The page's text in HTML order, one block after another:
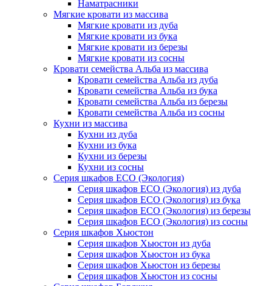
Наматрасники
Мягкие кровати из массива
Мягкие кровати из дуба
Мягкие кровати из бука
Мягкие кровати из березы
Мягкие кровати из сосны
Кровати семейства Альба из массива
Кровати семейства Альба из дуба
Кровати семейства Альба из бука
Кровати семейства Альба из березы
Кровати семейства Альба из сосны
Кухни из массива
Кухни из дуба
Кухни из бука
Кухни из березы
Кухни из сосны
Серия шкафов ECO (Экология)
Серия шкафов ECO (Экология) из дуба
Серия шкафов ECO (Экология) из бука
Серия шкафов ECO (Экология) из березы
Серия шкафов ECO (Экология) из сосны
Серия шкафов Хьюстон
Серия шкафов Хьюстон из дуба
Серия шкафов Хьюстон из бука
Серия шкафов Хьюстон из березы
Серия шкафов Хьюстон из сосны